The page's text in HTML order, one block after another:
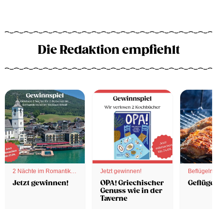
Die Redaktion empfiehlt
2 Nächte im Romantik
Hotel
Jetzt gewinnen!
Jetzt gewinnen!
OPA! Griechischer
Genuss wie in der
Taverne